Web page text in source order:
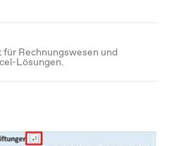
Rechnungswesen und
Lösungen.